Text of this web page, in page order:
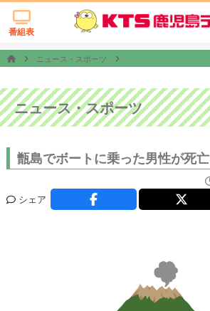
番組表
ニュース・スポーツ
ニュース・スポーツ
甑島でボートに乗った男性が死亡
シェア